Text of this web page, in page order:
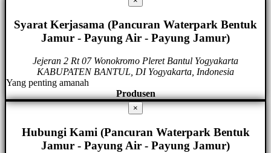
Syarat Kerjasama (Pancuran Waterpark Bentuk
Jamur - Payung Air - Payung Jamur)
Jejeran 2 Rt 07 Wonokromo Pleret Bantul Yogyakarta
KABUPATEN BANTUL, DI Yogyakarta, Indonesia
Yang penting amanah
Produsen
×
Hubungi Kami (Pancuran Waterpark Bentuk
Jamur - Payung Air - Payung Jamur)